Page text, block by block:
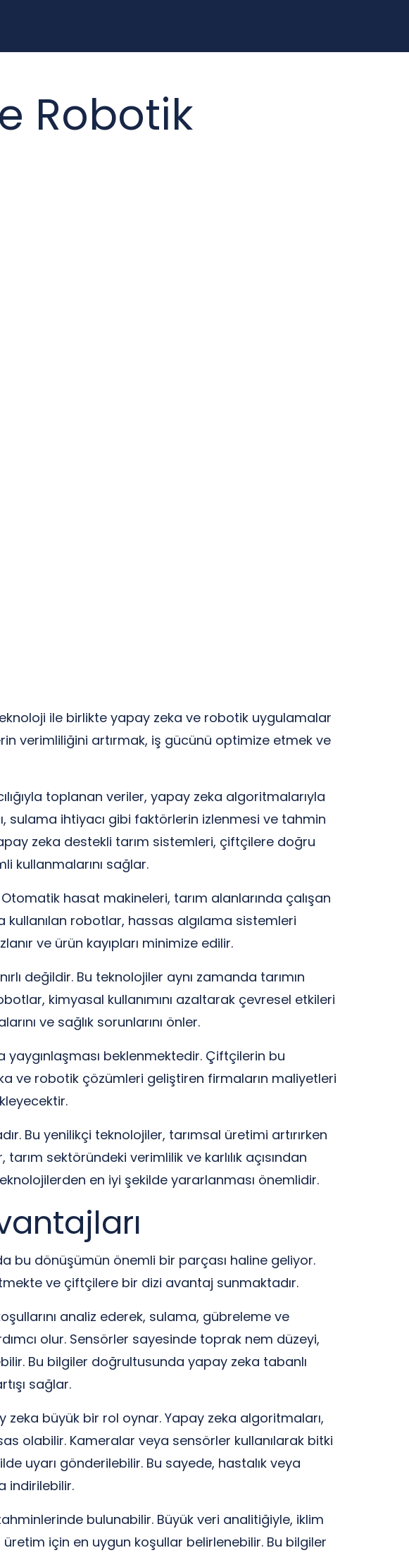
Robotik
ile birlikte yapay zeka ve robotik uygulamalar
verimliliğini artırmak, iş gücünü optimize etmek ve
toplanan veriler, yapay zeka algoritmalarıyla
sulama ihtiyacı gibi faktörlerin izlenmesi ve tahmin
zeka destekli tarım sistemleri, çiftçilere doğru
kullanmalarını sağlar.
hasat makineleri, tarım alanlarında çalışan
kullanılan robotlar, hassas algılama sistemleri
ve ürün kayıpları minimize edilir.
değildir. Bu teknolojiler aynı zamanda tarımın
kimyasal kullanımını azaltarak çevresel etkileri
ve sağlık sorunlarını önler.
beklenmektedir. Çiftçilerin bu
ve robotik çözümleri geliştiren firmaların maliyetleri
Bu yenilikçi teknolojiler, tarımsal üretimi artırırken
sektöründeki verimlilik ve karlılık açısından
en iyi şekilde yararlanması önemlidir.
bu dönüşümün önemli bir parçası haline geliyor.
ve çiftçilere bir dizi avantaj sunmaktadır.
analiz ederek, sulama, gübreleme ve
olur. Sensörler sayesinde toprak nem düzeyi,
Bu bilgiler doğrultusunda yapay zeka tabanlı
sağlar.
zeka büyük bir rol oynar. Yapay zeka algoritmaları,
olabilir. Kameralar veya sensörler kullanılarak bitki
uyarı gönderilebilir. Bu sayede, hastalık veya
indirilebilir.
bulunabilir. Büyük veri analitiğiyle, iklim
için en uygun koşullar belirlenebilir. Bu bilgiler